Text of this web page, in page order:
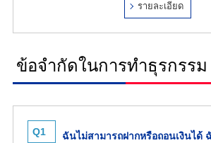
รายละเอียด
ข้อจำกัดในการทำธุรกรรม
Q1
ฉันไม่สามารถฝากหรือถอนเงินได้